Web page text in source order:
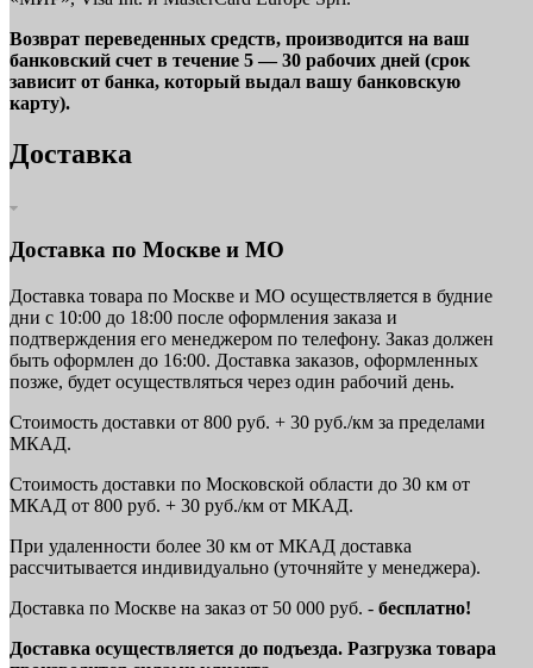
Возврат переведенных средств, производится на ваш
банковский счет в течение 5 — 30 рабочих дней (срок
зависит от банка, который выдал вашу банковскую
карту).
Доставка
Доставка по Москве и МО
Доставка товара по Москве и МО осуществляется в будние
дни с 10:00 до 18:00 после оформления заказа и
подтверждения его менеджером по телефону. Заказ должен
быть оформлен до 16:00. Доставка заказов, оформленных
позже, будет осуществляться через один рабочий день.
Стоимость доставки от 800 руб. + 30 руб./км за пределами
МКАД.
Стоимость доставки по Московской области до 30 км от
МКАД от 800 руб. + 30 руб./км от МКАД.
При удаленности более 30 км от МКАД доставка
рассчитывается индивидуально (уточняйте у менеджера).
Доставка по Москве на заказ от 50 000 руб. - бесплатно!
Доставка осуществляется до подъезда. Разгрузка товара